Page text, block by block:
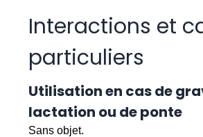
Interactions et
particuliers
Utilisation en cas de
lactation ou de ponte
Sans objet.